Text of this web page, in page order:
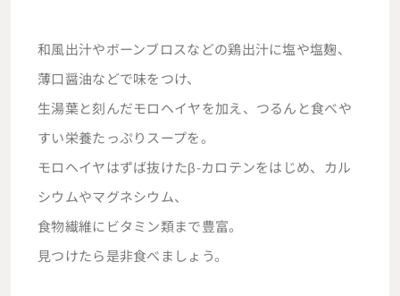
和風出汁やボーンブロスなどの鶏出汁に塩や塩麹、
薄口醤油などで味をつけ、
生湯葉と刻んだモロヘイヤを加え、つるんと食べや
すい栄養たっぷりスープを。
モロヘイヤはずば抜けたβ-カロテンをはじめ、カル
シウムやマグネシウム、
食物繊維にビタミン類まで豊富。
見つけたら是非食べましょう。